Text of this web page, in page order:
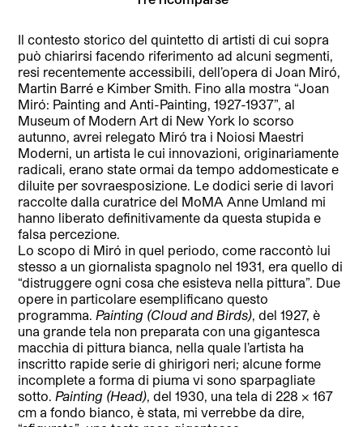
Il contesto storico del quintetto di artisti di cui sopra
può chiarirsi facendo riferimento ad alcuni segmenti,
resi recentemente accessibili, dell’opera di Joan Miró,
Martin Barré e Kimber Smith. Fino alla mostra “Joan
Miró: Painting and Anti-Painting, 1927-1937”, al
Museum of Modern Art di New York lo scorso
autunno, avrei relegato Miró tra i Noiosi Maestri
Moderni, un artista le cui innovazioni, originariamente
radicali, erano state ormai da tempo addomesticate e
diluite per sovraesposizione. Le dodici serie di lavori
raccolte dalla curatrice del MoMA Anne Umland mi
hanno liberato definitivamente da questa stupida e
falsa percezione.
Lo scopo di Miró in quel periodo, come raccontò lui
stesso a un giornalista spagnolo nel 1931, era quello di
“distruggere ogni cosa che esisteva nella pittura”. Due
opere in particolare esemplificano questo
programma. Painting (Cloud and Birds) , del 1927, è
una grande tela non preparata con una gigantesca
macchia di pittura bianca, nella quale l’artista ha
inscritto rapide serie di ghirigori neri; alcune forme
incomplete a forma di piuma vi sono sparpagliate
sotto. Painting (Head) , del 1930, una tela di 228 x 167
cm a fondo bianco, è stata, mi verrebbe da dire,